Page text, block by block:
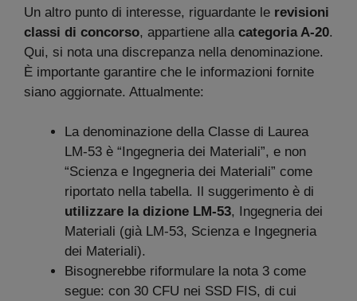
Un altro punto di interesse, riguardante le revisioni
classi di concorso, appartiene alla categoria A-20.
Qui, si nota una discrepanza nella denominazione.
È importante garantire che le informazioni fornite
siano aggiornate. Attualmente:
La denominazione della Classe di Laurea
LM-53 è “Ingegneria dei Materiali”, e non
“Scienza e Ingegneria dei Materiali” come
riportato nella tabella. Il suggerimento è di
utilizzare la dizione LM-53, Ingegneria dei
Materiali (già LM-53, Scienza e Ingegneria
dei Materiali).
Bisognerebbe riformulare la nota 3 come
segue: con 30 CFU nei SSD FIS, di cui